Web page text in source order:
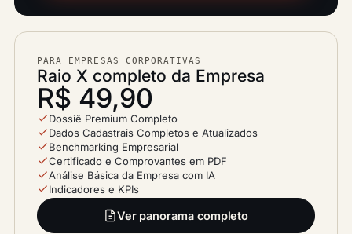
PARA EMPRESAS CORPORATIVAS
Raio X completo da Empresa
R$ 49,90
Dossiê Premium Completo
Dados Cadastrais Completos e Atualizados
Benchmarking Empresarial
Certificado e Comprovantes em PDF
Análise Básica da Empresa com IA
Indicadores e KPIs
Ver panorama completo